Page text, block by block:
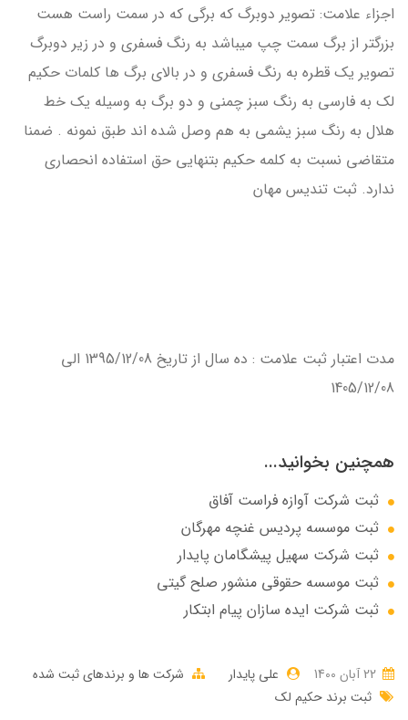
اجزاء علامت: تصوير دوبرگ كه برگي كه در سمت راست هست
بزرگتر از برگ سمت چپ ميباشد به رنگ فسفري و در زير دوبرگ
تصوير يك قطره به رنگ فسفري و در بالاي برگ ها كلمات حكيم
لك به فارسي به رنگ سبز چمني و دو برگ به وسيله يك خط
هلال به رنگ سبز يشمي به هم وصل شده اند طبق نمونه . ضمنا
متقاضي نسبت به كلمه حكيم بتنهايي حق استفاده انحصاري
ندارد. ثبت تندیس مهان
مدت اعتبار ثبت علامت : ده سال از تاريخ 1395/12/08 الي
1405/12/08
همچنین بخوانید...
ثبت شرکت آوازه فراست آفاق
ثبت موسسه پردیس غنچه مهرگان
ثبت شرکت سهيل پيشگامان پايدار
ثبت موسسه حقوقی منشور صلح گیتی
ثبت شرکت ایده سازان پیام ابتکار
علی پایدار
شرکت ها و برندهای ثبت شده
ثبت برند حکیم لک